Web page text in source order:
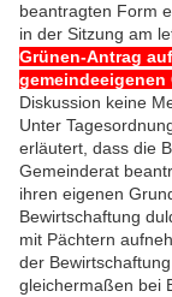
beantragten Form
in der Sitzung am
Grünen-Antrag
Diskussion keine
Unter
erläutert, dass die
Gemeinderat
ihren eigenen
Bewirtschaftung
mit Pächtern
der
gleichermaßen bei